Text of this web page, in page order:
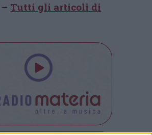
– Tutti gli articoli di